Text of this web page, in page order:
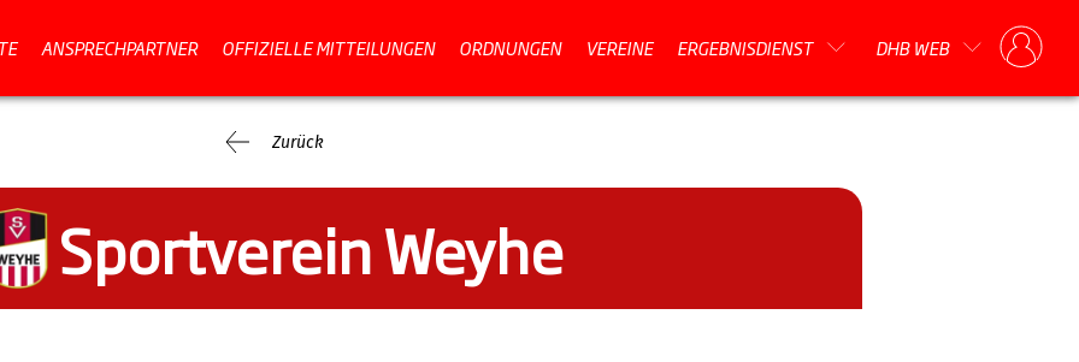
ANSPRECHPARTNER OFFIZIELLE MITTEILUNGEN ORDNUNGEN VEREINE ERGEBNISDIENST DHB WEB
Zurück
Sportverein Weyhe